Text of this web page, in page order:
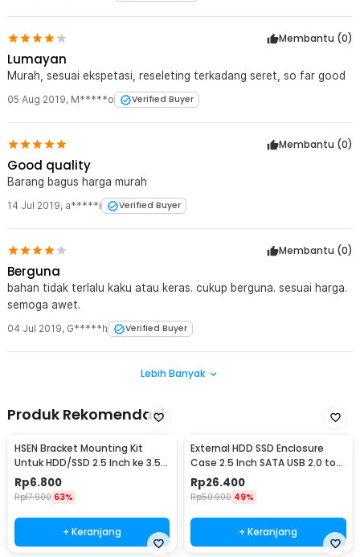
Membantu (0)
Lumayan
Murah, sesuai ekspetasi, reseleting terkadang seret, so far good
05 Aug 2019, M*****o Verified Buyer
Membantu (0)
Good quality
Barang bagus harga murah
14 Jul 2019, a*****i Verified Buyer
Membantu (0)
Berguna
bahan tidak terlalu kaku atau keras. cukup berguna. sesuai harga.
semoga awet.
04 Jul 2019, G*****h Verified Buyer
Lebih Banyak
Produk Rekomendasi
HSEN Bracket Mounting Kit
Untuk HDD/SSD 2.5 Inch ke 3.5
Inch - WSE091
Rp6.800
Rp17.900 63%
+ Keranjang
External HDD SSD Enclosure
Case 2.5 Inch SATA USB 2.0 to
Mini USB - U25Q7
Rp26.400
Rp50.900 49%
+ Keranjang